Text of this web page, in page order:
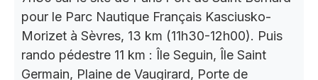
pour le Parc Nautique Français Kasciusko-
Morizet à Sèvres, 13 km (11h30-12h00). Puis
rando pédestre 11 km : Île Seguin, Île Saint
Germain, Plaine de Vaugirard, Porte de